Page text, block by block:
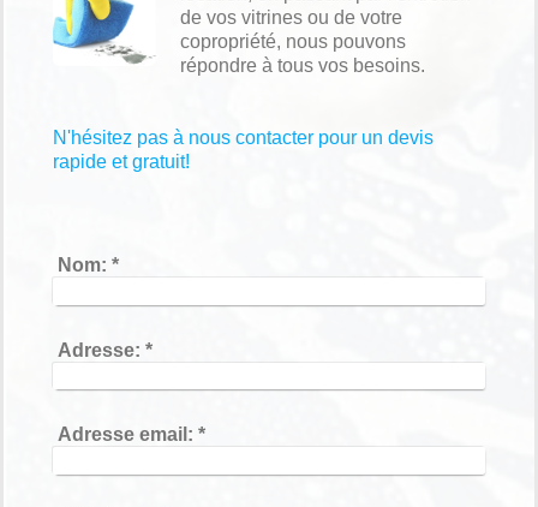
de vos vitrines ou de votre
copropriété, nous pouvons
répondre à tous vos besoins.
N'hésitez pas à nous contacter pour un devis
rapide et gratuit!
Nom: *
Adresse: *
Adresse email: *